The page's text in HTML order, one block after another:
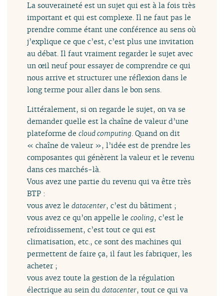
La souveraineté est un sujet qui est à la fois très
important et qui est complexe. Il ne faut pas le
prendre comme étant une conférence au sens où
j’explique ce que c’est, c’est plus une invitation
au débat. Il faut vraiment regarder le sujet avec
un œil neuf pour essayer de comprendre ce qui
nous arrive et structurer une réflexion dans le
long terme pour aller dans le bon sens.
Littéralement, si on regarde le sujet, on va se
demander quelle est la chaîne de valeur d’une
plateforme decloud computing . Quand on dit
« chaîne de valeur », l’idée est de prendre les
composantes qui génèrent la valeur et le revenu
dans ces marchés-là.
Vous avez une partie du revenu qui va être très
BTP :
vous avez ledatacenter, c’est du bâtiment ;
vous avez ce qu’on appelle lecooling, c’est le
refroidissement, c’est tout ce qui est
climatisation, etc., ce sont des machines qui
permettent de faire ça, il faut les fabriquer, les
acheter ;
vous avez toute la gestion de la régulation
électrique au sein dudatacenter, tout ce qui va